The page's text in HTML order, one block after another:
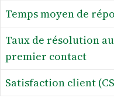
Temps moyen de
Taux de résolution au
premier contact
Satisfaction client